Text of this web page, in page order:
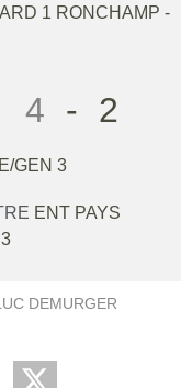
1 RONCHAMP -
4 - 2
GEN 3
ENT PAYS
DEMURGER